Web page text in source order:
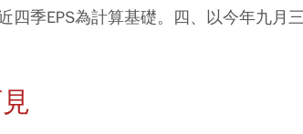
季EPS為計算基礎。四、以今年九月